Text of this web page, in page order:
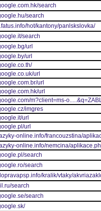
search
search
hot/kantony/panlskslovka/
search
url
url
url
url
url
m?client=ms-
imgres
url
url
online.info/francouzstina/
online.info/nemcina/
search
search
kralik/vtaky/
search
search